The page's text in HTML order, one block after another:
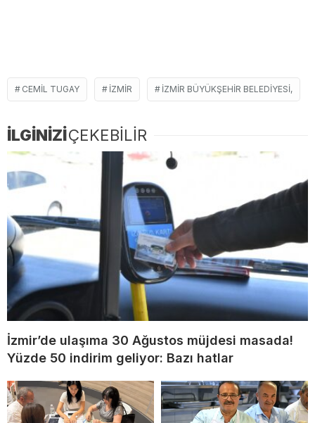
CEMIL TUGAY İZMIR İZMIR BÜYÜKŞEHIR BELEDIYESI,
İLGİNİZİÇEKEBİLİR
İzmir’de ulaşıma 30 Ağustos müjdesi masada!
Yüzde 50 indirim geliyor: Bazı hatlar